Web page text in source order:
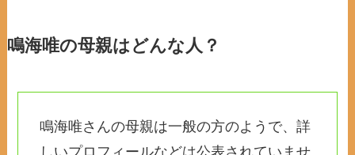
鳴海唯の母親はどんな人？
鳴海唯さんの母親は一般の方のようで、詳
しいプロフィールなどは公表されていませ